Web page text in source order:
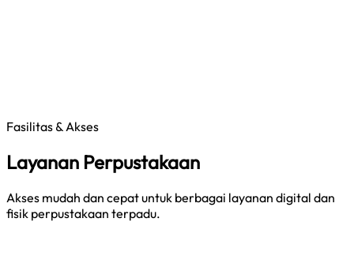
Fasilitas & Akses
Layanan Perpustakaan
Akses mudah dan cepat untuk berbagai layanan digital dan
fisik perpustakaan terpadu.